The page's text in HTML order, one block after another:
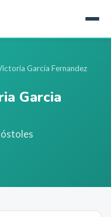
Garcia Fernandez
Garcia